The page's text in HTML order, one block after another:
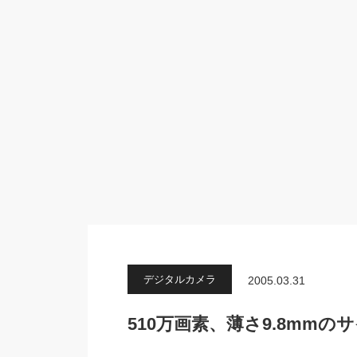
デジタルカメラ 2005.03.31
510万画素、薄さ9.8mmの